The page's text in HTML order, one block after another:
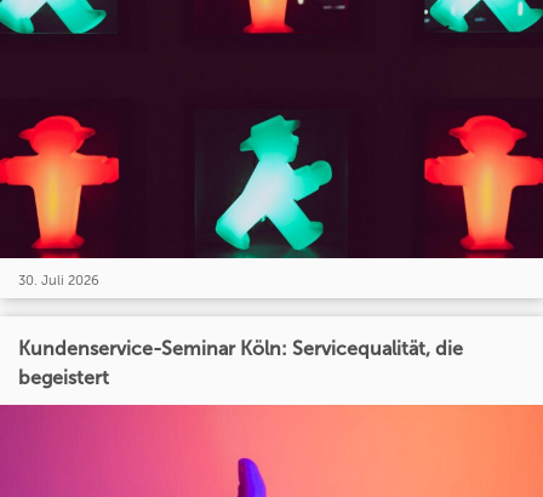
30. Juli 2026
Kundenservice-Seminar Köln: Servicequalität, die
begeistert